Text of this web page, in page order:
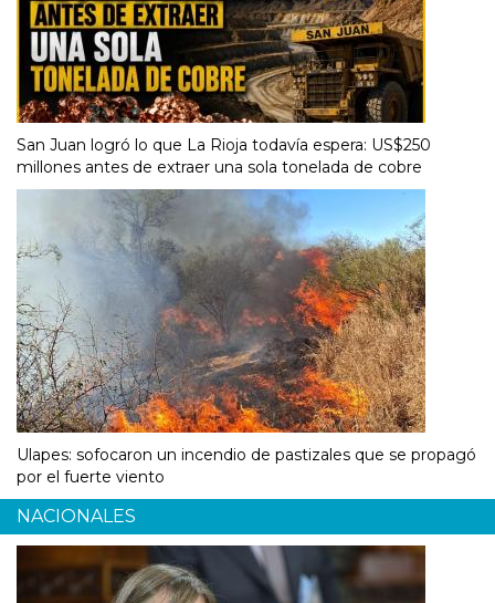
San Juan logró lo que La Rioja todavía espera: US$250
millones antes de extraer una sola tonelada de cobre
Ulapes: sofocaron un incendio de pastizales que se propagó
por el fuerte viento
NACIONALES